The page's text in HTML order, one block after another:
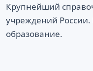
Крупнейший
учреждений
образование.